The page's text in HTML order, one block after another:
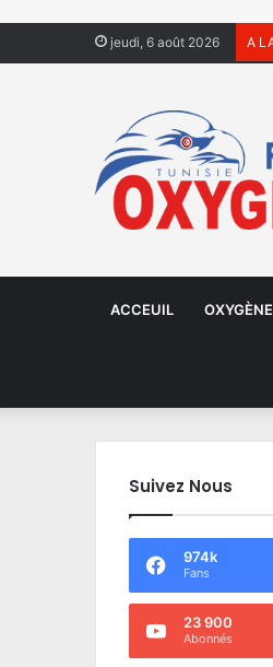
jeudi, 6 août 2026 A
ACCEUIL
Suivez Nous
974k
Fans
23 900
Abonnés